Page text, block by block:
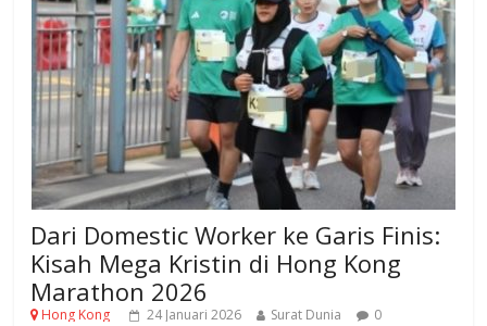
Dari Domestic Worker ke Garis Finis:
Kisah Mega Kristin di Hong Kong
Marathon 2026
Hong Kong 24 Januari 2026 Surat Dunia 0